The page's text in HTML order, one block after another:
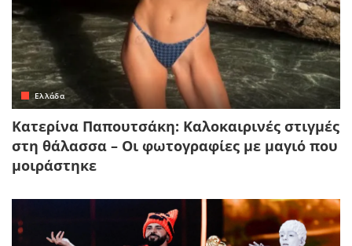
Ελλάδα
Κατερίνα Παπουτσάκη: Καλοκαιρινές στιγμές
στη θάλασσα – Οι φωτογραφίες με μαγιό που
μοιράστηκε